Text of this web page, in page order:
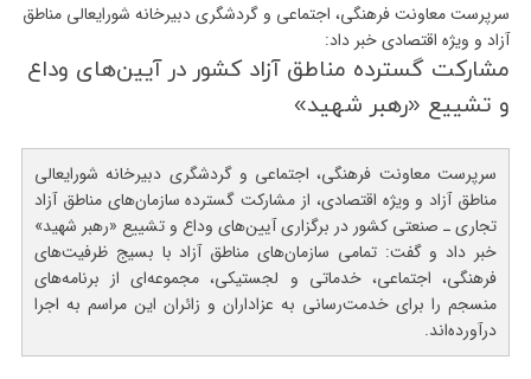
سرپرست معاونت فرهنگی، اجتماعی و گردشگری دبیرخانه شورایعالی مناطق
آزاد و ویژه اقتصادی خبر داد:
مشاركت گسترده مناطق آزاد كشور در آیین‌های وداع
و تشییع «رهبر شهید»
سرپرست معاونت فرهنگی، اجتماعی و گردشگری دبیرخانه شورایعالی
مناطق آزاد و ویژه اقتصادی، از مشارکت گسترده سازمان‌های مناطق آزاد
تجاری ـ صنعتی کشور در برگزاری آیین‌های وداع و تشییع «رهبر شهید»
خبر داد و گفت: تمامی سازمان‌های مناطق آزاد با بسیج ظرفیت‌های
فرهنگی، اجتماعی، خدماتی و لجستیکی، مجموعه‌ای از برنامه‌های
منسجم را برای خدمت‌رسانی به عزاداران و زائران این مراسم به اجرا
درآورده‌اند.